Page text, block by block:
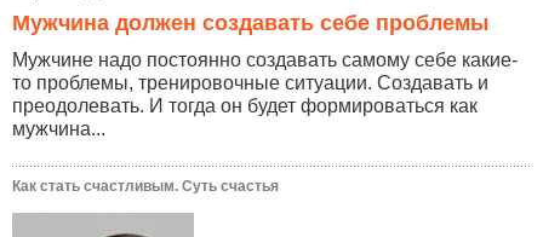
Мужчина должен создавать себе проблемы
Мужчине надо постоянно создавать самому себе какие-
то проблемы, тренировочные ситуации. Создавать и
преодолевать. И тогда он будет формироваться как
мужчина...
Как стать счастливым. Суть счастья